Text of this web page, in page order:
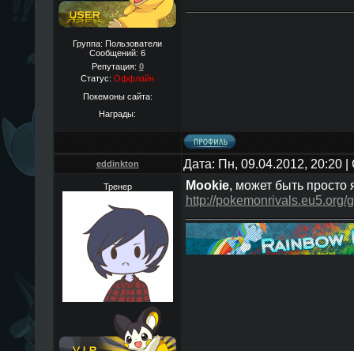
Группа: Пользователи
Сообщений: 6
Репутация: 0
Статус: Оффлайн
Покемоны сайта:
Награды:
eddinkton Дата: Пн, 09.04.2012, 20:20
Тренер Mookie, может быть просто
http://pokemonrivals.eu5.org/